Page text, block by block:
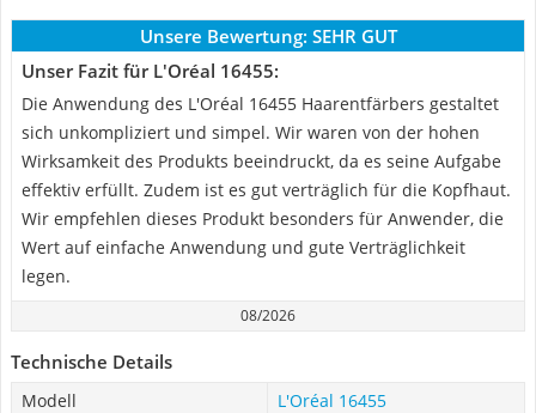
Unsere Bewertung: SEHR GUT
Unser Fazit für L'Oréal 16455:
Die Anwendung des L'Oréal 16455 Haarentfärbers gestaltet
sich unkompliziert und simpel. Wir waren von der hohen
Wirksamkeit des Produkts beeindruckt, da es seine Aufgabe
effektiv erfüllt. Zudem ist es gut verträglich für die Kopfhaut.
Wir empfehlen dieses Produkt besonders für Anwender, die
Wert auf einfache Anwendung und gute Verträglichkeit
legen.
08/2026
Technische Details
Modell
L'Oréal 16455